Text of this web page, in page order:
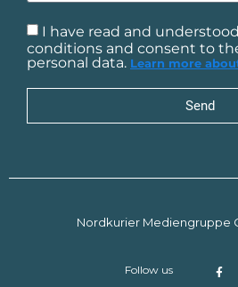
I have read and
conditions and consent to
personal data. Learn more
Send
Nordkurier Mediengruppe
Follow us